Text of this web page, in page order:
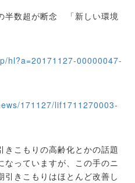
半数超が断念 「新しい環境
hl?a=20171127-00000047-
171127/lif1711270003-
きこもりの高齢化とかの話題
なっていますが、この手のニ
引きこもりはほとんど改善し